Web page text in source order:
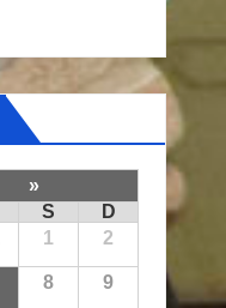
»
S
D
1 2
8 9